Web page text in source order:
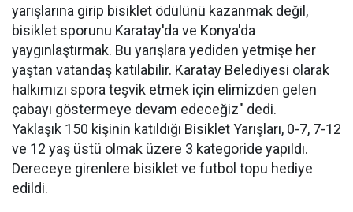
yarışlarına girip bisiklet ödülünü kazanmak değil,
bisiklet sporunu Karatay'da ve Konya'da
yaygınlaştırmak. Bu yarışlara yediden yetmişe her
yaştan vatandaş katılabilir. Karatay Belediyesi olarak
halkımızı spora teşvik etmek için elimizden gelen
çabayı göstermeye devam edeceğiz" dedi.
Yaklaşık 150 kişinin katıldığı Bisiklet Yarışları, 0-7, 7-12
ve 12 yaş üstü olmak üzere 3 kategoride yapıldı.
Dereceye girenlere bisiklet ve futbol topu hediye
edildi.